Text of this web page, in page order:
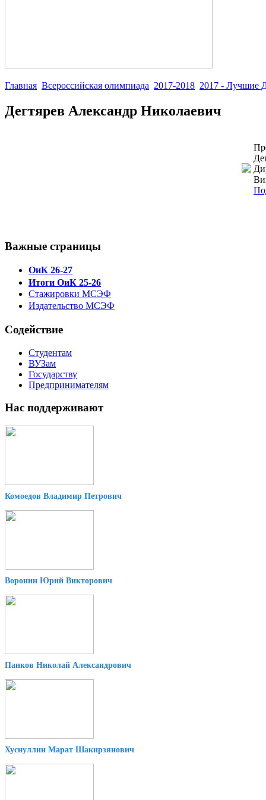
Главная Всероссийская олимпиада 2017-2018 2017 -
Дегтярев Александр Николаевич
Важные страницы
ОиК 26-27
Итоги ОиК 25-26
Стажировки МСЭФ
Издательство МСЭФ
Содействие
Студентам
ВУЗам
Государству
Предпринимателям
Нас поддерживают
Комоедов Владимир Петрович
Воронин Юрий Викторович
Панков Николай Александрович
Хуснуллин Марат Шакирзянович